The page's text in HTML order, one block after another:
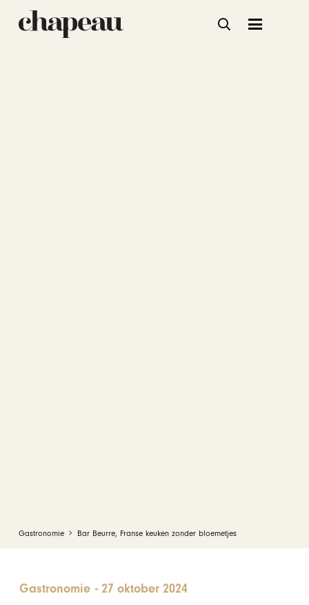
Gastronomie Bar Beurre, Franse keuken zonder bloemetjes
Gastronomie -27 oktober 2024